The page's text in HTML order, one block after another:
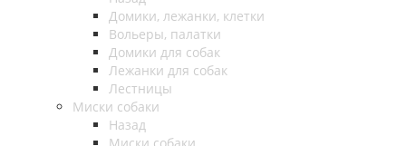
Домики, лежанки, клетки
Вольеры, палатки
Домики для собак
Лежанки для собак
Лестницы
Миски собаки
Назад